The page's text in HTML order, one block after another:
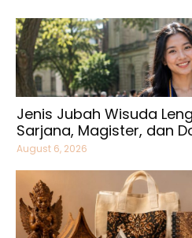
Jenis Jubah Wisuda
Sarjana, Magister, dan
August 6, 2026